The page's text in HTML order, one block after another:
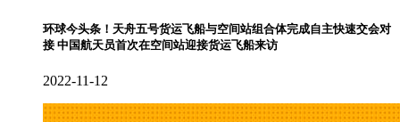
环球今头条！天舟五号货运飞船与空间站组合体完成自主快速交会对
接 中国航天员首次在空间站迎接货运飞船来访
2022-11-12